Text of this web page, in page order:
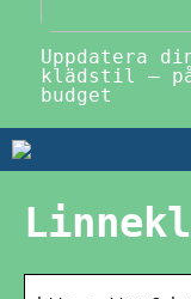
Uppdatera
klädstil –
budget